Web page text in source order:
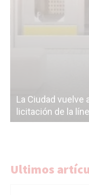
La Ciudad vuelve
licitación de la
Ultimos